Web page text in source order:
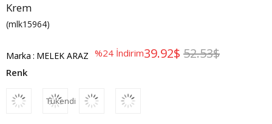
Krem
(mlk15964)
Marka : MELEK ARAZ %24 İndirim 52.53$
39.92$
Tükendi